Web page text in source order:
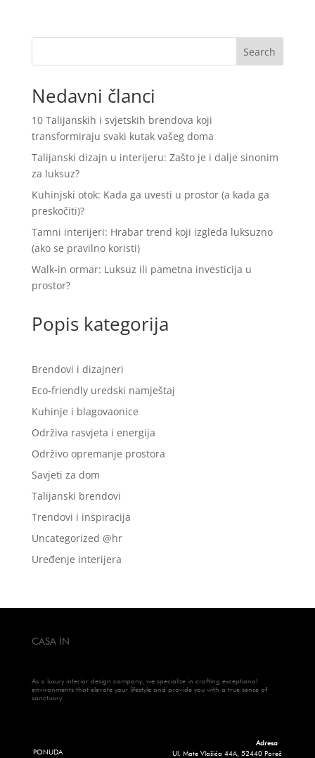
Search
Nedavni članci
10 Talijanskih i svjetskih brendova koji
transformiraju svaki kutak vašeg doma
Talijanski dizajn u interijeru: Zašto je i dalje sinonim
za luksuz?
Kuhinjski otok: Kada ga uvesti u prostor (a kada ga
preskočiti)?
Tamni interijeri: Hrabar trend koji izgleda luksuzno
(ako se pravilno koristi)
Walk-in ormar: Luksuz ili pametna investicija u
prostor?
Popis kategorija
Brendovi i dizajneri
Eco-friendly uredski namještaj
Kuhinje i blagovaonice
Održiva rasvjeta i energija
Održivo opremanje prostora
Savjeti za dom
Talijanski brendovi
Trendovi i inspiracija
Uncategorized @hr
Uređenje interijera
CASA IN
As a luxury interior design company, we specialize in crafting exceptional
environments that elevate your lifestyle and provide you with a true sense of
sanctuary.
PONUDA
Adresa
Ul. Mate Vlašića 44A, 52440 Poreč